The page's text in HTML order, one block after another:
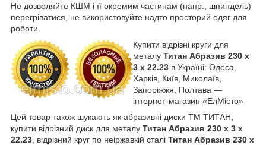
Не дозволяйте КШМ і її окремим частинам (напр., шпиндель)
перегріватися, не використовуйте надто просторий одяг для
роботи.
Купити відрізні круги для
металу Титан Абразив 230 х
3 х 22.23 в Україні: Одеса,
Харків, Київ, Миколаїв,
Запоріжжя, Полтава —
інтернет-магазин «ЕлМісто»
Цей товар також шукають як абразивні диски ТМ ТИТАН
купити відрізний диск для металу Титан Абразив 230 х 3 х
22.23 , відрізний круг по неіржавкій сталі Титан Абразив 230 х